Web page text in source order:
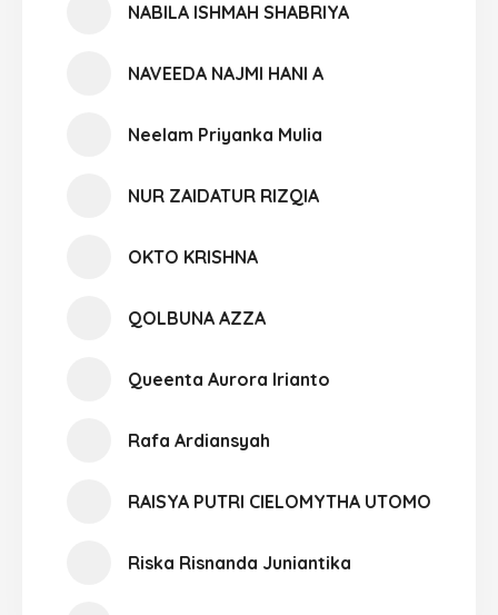
NABILA ISHMAH SHABRIYA
NAVEEDA NAJMI HANI A
Neelam Priyanka Mulia
NUR ZAIDATUR RIZQIA
OKTO KRISHNA
QOLBUNA AZZA
Queenta Aurora Irianto
Rafa Ardiansyah
RAISYA PUTRI CIELOMYTHA UTOMO
Riska Risnanda Juniantika